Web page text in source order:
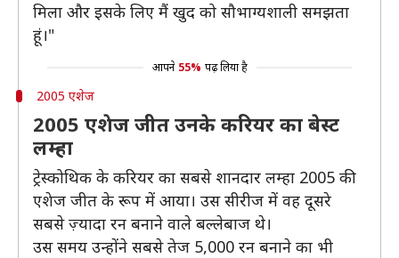
मिला और इसके लिए मैं खुद को सौभाग्यशाली समझता
हूं।"
आपने 55% पढ़ लिया है
2005 एशेज
2005 एशेज जीत उनके करियर का बेस्ट
लम्हा
ट्रेस्कोथिक के करियर का सबसे शानदार लम्हा 2005 की
एशेज जीत के रूप में आया। उस सीरीज में वह दूसरे
सबसे ज़्यादा रन बनाने वाले बल्लेबाज थे।
उस समय उन्होंने सबसे तेज 5,000 रन बनाने का भी